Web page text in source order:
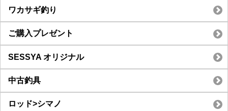
ワカサギ釣り
ご購入プレゼント
SESSYA オリジナル
中古釣具
ロッド>シマノ